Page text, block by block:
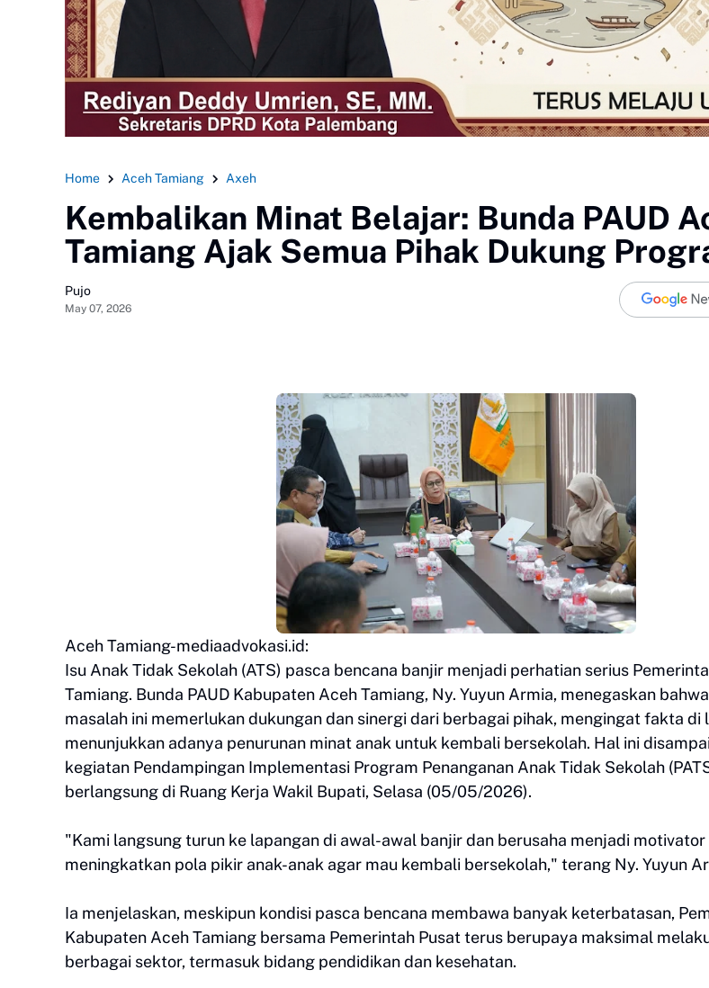
Home Aceh Tamiang Axeh
Kembalikan Minat Belajar: Bunda PAUD
Tamiang Ajak Semua Pihak Dukung
Pujo
May 07, 2026
Aceh Tamiang-mediaadvokasi.id:
Isu Anak Tidak Sekolah (ATS) pasca bencana banjir menjadi perhatian serius
Tamiang. Bunda PAUD Kabupaten Aceh Tamiang, Ny. Yuyun Armia, menegaskan
masalah ini memerlukan dukungan dan sinergi dari berbagai pihak, mengingat fakta di
menunjukkan adanya penurunan minat anak untuk kembali bersekolah. Hal ini
kegiatan Pendampingan Implementasi Program Penanganan Anak Tidak Sekolah
berlangsung di Ruang Kerja Wakil Bupati, Selasa (05/05/2026).
"Kami langsung turun ke lapangan di awal-awal banjir dan berusaha menjadi motivator
meningkatkan pola pikir anak-anak agar mau kembali bersekolah," terang Ny. Yuyun
Ia menjelaskan, meskipun kondisi pasca bencana membawa banyak keterbatasan,
Kabupaten Aceh Tamiang bersama Pemerintah Pusat terus berupaya maksimal
berbagai sektor, termasuk bidang pendidikan dan kesehatan.